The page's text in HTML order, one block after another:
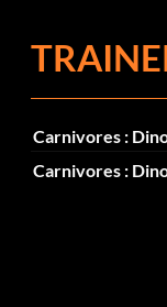
Carnivores :
Carnivores :